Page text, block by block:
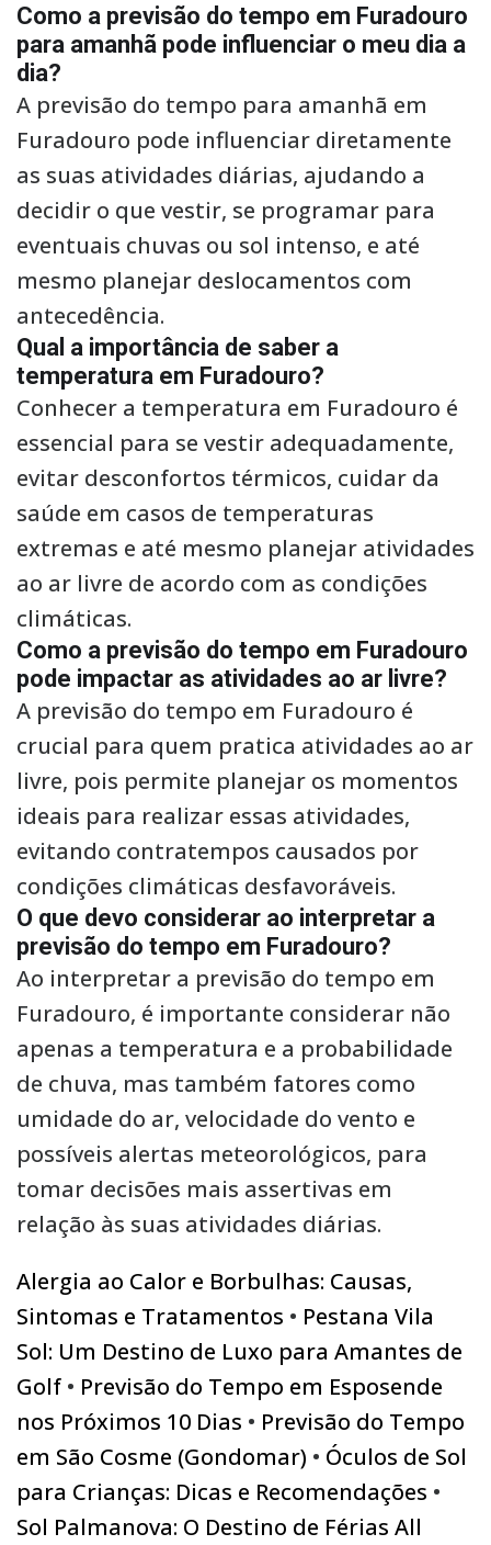
Como a previsão do tempo em Furadouro
para amanhã pode influenciar o meu dia a
dia?
A previsão do tempo para amanhã em
Furadouro pode influenciar diretamente
as suas atividades diárias, ajudando a
decidir o que vestir, se programar para
eventuais chuvas ou sol intenso, e até
mesmo planejar deslocamentos com
antecedência.
Qual a importância de saber a
temperatura em Furadouro?
Conhecer a temperatura em Furadouro é
essencial para se vestir adequadamente,
evitar desconfortos térmicos, cuidar da
saúde em casos de temperaturas
extremas e até mesmo planejar atividades
ao ar livre de acordo com as condições
climáticas.
Como a previsão do tempo em Furadouro
pode impactar as atividades ao ar livre?
A previsão do tempo em Furadouro é
crucial para quem pratica atividades ao ar
livre, pois permite planejar os momentos
ideais para realizar essas atividades,
evitando contratempos causados por
condições climáticas desfavoráveis.
O que devo considerar ao interpretar a
previsão do tempo em Furadouro?
Ao interpretar a previsão do tempo em
Furadouro, é importante considerar não
apenas a temperatura e a probabilidade
de chuva, mas também fatores como
umidade do ar, velocidade do vento e
possíveis alertas meteorológicos, para
tomar decisões mais assertivas em
relação às suas atividades diárias.
Alergia ao Calor e Borbulhas: Causas,
Sintomas e Tratamentos • Pestana Vila
Sol: Um Destino de Luxo para Amantes de
Golf • Previsão do Tempo em Esposende
nos Próximos 10 Dias • Previsão do Tempo
em São Cosme (Gondomar) • Óculos de Sol
para Crianças: Dicas e Recomendações •
Sol Palmanova: O Destino de Férias All